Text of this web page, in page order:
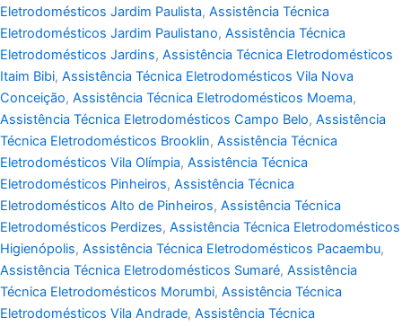
Eletrodomésticos Jardim Paulista, Assistência Técnica
Eletrodomésticos Jardim Paulistano, Assistência Técnica
Eletrodomésticos Jardins, Assistência Técnica Eletrodomésticos
Itaim Bibi, Assistência Técnica Eletrodomésticos Vila Nova
Conceição, Assistência Técnica Eletrodomésticos Moema,
Assistência Técnica Eletrodomésticos Campo Belo, Assistência
Técnica Eletrodomésticos Brooklin, Assistência Técnica
Eletrodomésticos Vila Olímpia, Assistência Técnica
Eletrodomésticos Pinheiros, Assistência Técnica
Eletrodomésticos Alto de Pinheiros, Assistência Técnica
Eletrodomésticos Perdizes, Assistência Técnica Eletrodomésticos
Higienópolis, Assistência Técnica Eletrodomésticos Pacaembu,
Assistência Técnica Eletrodomésticos Sumaré, Assistência
Técnica Eletrodomésticos Morumbi, Assistência Técnica
Eletrodomésticos Vila Andrade, Assistência Técnica